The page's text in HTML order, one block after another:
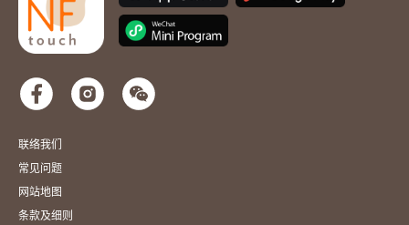
联络我们
常见问题
网站地图
条款及细则